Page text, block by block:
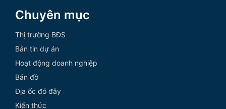
Chuyên mục
Thị trường BĐS
Bản tin dự án
Hoạt động doanh nghiệp
Bản đồ
Địa ốc đó đây
Kiến thức